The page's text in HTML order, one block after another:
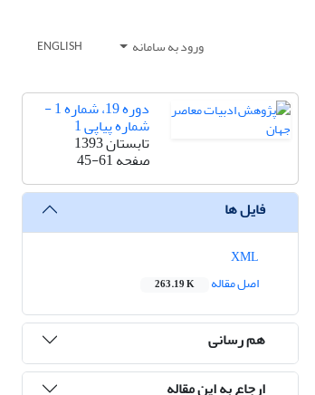
ورود به سامانه ENGLISH
دوره 19، شماره 1 -
شماره پیاپی 1
تابستان 1393
صفحه45-61
فایل ها
اصل مقاله
263.19 K
هم رسانی
ارجاع به این مقاله